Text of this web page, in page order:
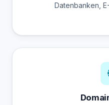
Datenbanken,